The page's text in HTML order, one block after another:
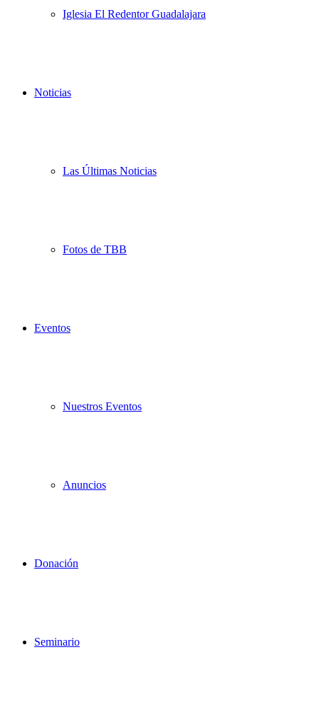
Iglesia El Redentor Guadalajara
Noticias
Las Últimas Noticias
Fotos de TBB
Eventos
Nuestros Eventos
Anuncios
Donación
Seminario